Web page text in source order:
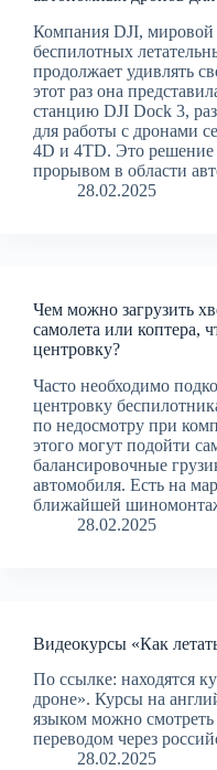
Компания DJI, мировой
беспилотных
продолжает удивлять
этот раз она
станцию DJI Dock 3,
для работы с дронами
4D и 4TD. Это решение
прорывом в области
28.02.2025
Чем можно загрузить
самолета или коптера,
центровку?
Часто необходимо
центровку
по недосмотру при
этого могут подойти
балансировочные
автомобиля. Есть на
ближайшей
28.02.2025
Видеокурсы «Как
По ссылке: находятся
дроне». Курсы на
языком можно
переводом через
28.02.2025